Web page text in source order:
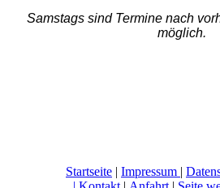
Samstags sind Termine nach
möglich.
Startseite | Impressum |